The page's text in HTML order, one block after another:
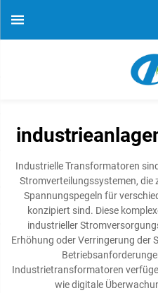
Industrielle Transformatoren
Stromverteilungssystemen, die
Spannungspegeln für
konzipiert sind. Diese
industrieller
Erhöhung oder Verringerung der
Industrietransformatoren
wie digitale